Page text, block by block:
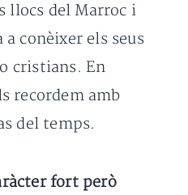
llocs del Marroc i
a conèixer els seus
cristians. En
recordem amb
del temps.
fort però